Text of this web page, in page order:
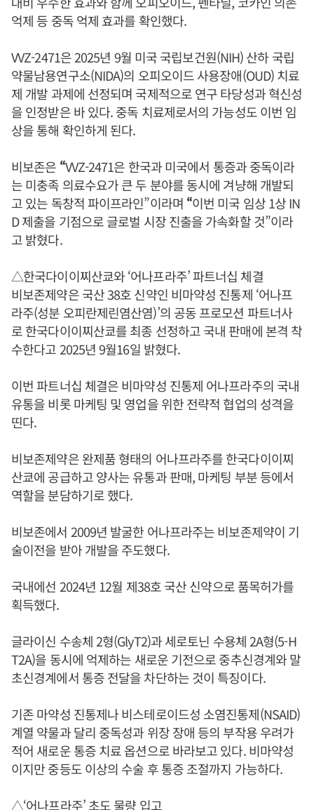
억제 등 중독 억제 효과를 확인했다.
VVZ-2471은 2025년 9월 미국 국립보건원(NIH) 산하 국립
약물남용연구소(NIDA)의 오피오이드 사용장애(OUD) 치료
제 개발 과제에 선정되며 국제적으로 연구 타당성과 혁신성
을 인정받은 바 있다. 중독 치료제로서의 가능성도 이번 임
상을 통해 확인하게 된다.
비보존은 “VVZ-2471은 한국과 미국에서 통증과 중독이라
는 미충족 의료수요가 큰 두 분야를 동시에 겨냥해 개발되
고 있는 독창적 파이프라인”이라며 “이번 미국 임상 1상 IN
D 제출을 기점으로 글로벌 시장 진출을 가속화할 것”이라
고 밝혔다.
△한국다이이찌산쿄와 ‘어나프라주’ 파트너십 체결
비보존제약은 국산 38호 신약인 비마약성 진통제 ‘어나프
라주(성분 오피란제린염산염)’의 공동 프로모션 파트너사
로 한국다이이찌산쿄를 최종 선정하고 국내 판매에 본격 착
수한다고 2025년 9월16일 밝혔다.
이번 파트너십 체결은 비마약성 진통제 어나프라주의 국내
유통을 비롯 마케팅 및 영업을 위한 전략적 협업의 성격을
띤다.
비보존제약은 완제품 형태의 어나프라주를 한국다이이찌
산쿄에 공급하고 양사는 유통과 판매, 마케팅 부분 등에서
역할을 분담하기로 했다.
비보존에서 2009년 발굴한 어나프라주는 비보존제약이 기
술이전을 받아 개발을 주도했다.
국내에선 2024년 12월 제38호 국산 신약으로 품목허가를
획득했다.
글라이신 수송체 2형(GlyT2)과 세로토닌 수용체 2A형(5-H
T2A)을 동시에 억제하는 새로운 기전으로 중추신경계와 말
초신경계에서 통증 전달을 차단하는 것이 특징이다.
기존 마약성 진통제나 비스테로이드성 소염진통제(NSAID)
계열 약물과 달리 중독성과 위장 장애 등의 부작용 우려가
적어 새로운 통증 치료 옵션으로 바라보고 있다. 비마약성
이지만 중등도 이상의 수술 후 통증 조절까지 가능하다.
△‘어나프라주’ 초도 물량 입고